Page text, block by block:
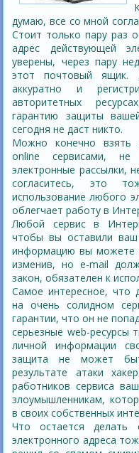
думаю, все со мной
Стоит только пару раз
адрес действующей
уверены, через пару
этот почтовый ящик.
аккуратно и
авторитетных
гарантию защиты
сегодня не даст никто.
Можно конечно взять
online сервисами, не
электронные рассылки,
согласитесь, это
использование любого
облегчает работу в
Любой сервис в
чтобы вы оставили ваш
информацию вы можете
изменив, но e-mail
закон, обязателен к
Самое интересное, что
на очень солидном
гарантии, что он не
серьезные web-ресурсы
личной информации
защита не может
результате атаки
работников сервиса
злоумышленникам,
в своих собственных
Что остается делать
электронного адреса